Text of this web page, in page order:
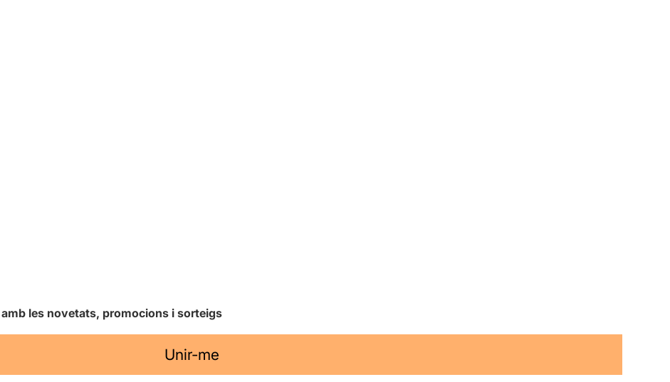
amb les novetats, promocions i sorteigs
Unir-me